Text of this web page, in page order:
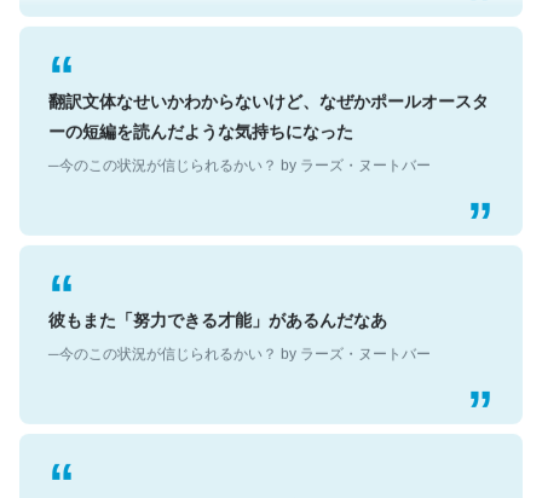
翻訳文体なせいかわからないけど、なぜかポールオースタ
ーの短編を読んだような気持ちになった
彼もまた「努力できる才能」があるんだなあ